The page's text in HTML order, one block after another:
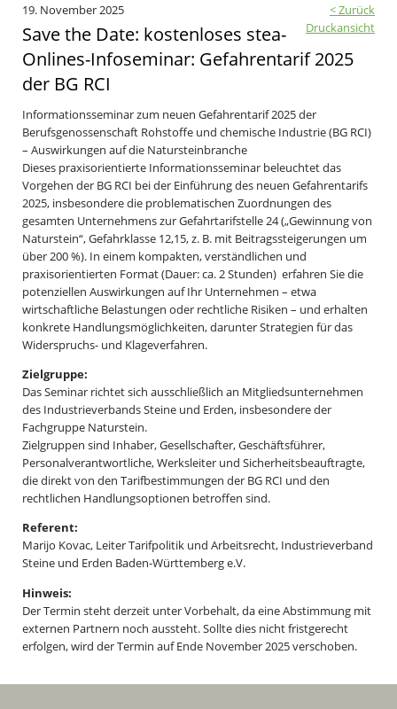
< Zurück
Druckansicht
19. November 2025
Save the Date: kostenloses stea-
Onlines-Infoseminar: Gefahrentarif 2025
der BG RCI
Informationsseminar zum neuen Gefahrentarif 2025 der
Berufsgenossenschaft Rohstoffe und chemische Industrie (BG RCI)
– Auswirkungen auf die Natursteinbranche
Dieses praxisorientierte Informationsseminar beleuchtet das
Vorgehen der BG RCI bei der Einführung des neuen Gefahrentarifs
2025, insbesondere die problematischen Zuordnungen des
gesamten Unternehmens zur Gefahrtarifstelle 24 („Gewinnung von
Naturstein“, Gefahrklasse 12,15, z. B. mit Beitragssteigerungen um
über 200 %). In einem kompakten, verständlichen und
praxisorientierten Format (Dauer: ca. 2 Stunden) erfahren Sie die
potenziellen Auswirkungen auf Ihr Unternehmen – etwa
wirtschaftliche Belastungen oder rechtliche Risiken – und erhalten
konkrete Handlungsmöglichkeiten, darunter Strategien für das
Widerspruchs- und Klageverfahren.
Zielgruppe:
Das Seminar richtet sich ausschließlich an Mitgliedsunternehmen
des Industrieverbands Steine und Erden, insbesondere der
Fachgruppe Naturstein.
Zielgruppen sind Inhaber, Gesellschafter, Geschäftsführer,
Personalverantwortliche, Werksleiter und Sicherheitsbeauftragte,
die direkt von den Tarifbestimmungen der BG RCI und den
rechtlichen Handlungsoptionen betroffen sind.
Referent:
Marijo Kovac, Leiter Tarifpolitik und Arbeitsrecht, Industrieverband
Steine und Erden Baden-Württemberg e.V.
Hinweis:
Der Termin steht derzeit unter Vorbehalt, da eine Abstimmung mit
externen Partnern noch aussteht. Sollte dies nicht fristgerecht
erfolgen, wird der Termin auf Ende November 2025 verschoben.